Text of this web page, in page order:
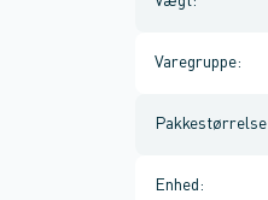
Varegruppe:
Pakkestørrelse
Enhed :